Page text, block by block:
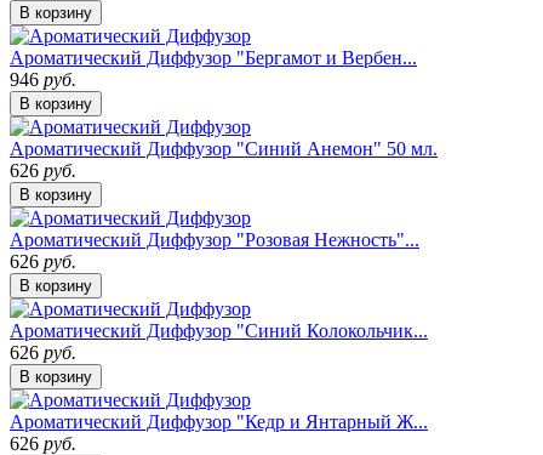
В корзину
Ароматический Диффузор "Бергамот и Вербен...
946 руб.
В корзину
Ароматический Диффузор "Синий Анемон" 50 мл.
626 руб.
В корзину
Ароматический Диффузор "Розовая Нежность"...
626 руб.
В корзину
Ароматический Диффузор "Синий Колокольчик...
626 руб.
В корзину
Ароматический Диффузор "Кедр и Янтарный Ж...
626 руб.